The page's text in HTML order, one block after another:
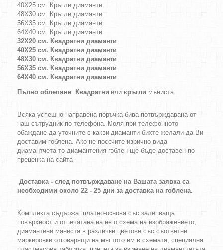
40Х25 см. Кръгли диаманти
48Х30 см. Кръгли диаманти
56Х35 см. Кръгли диаманти
64Х40 см. Кръгли диаманти
32Х20 см. Квадратни диаманти
40Х25 см. Квадратни диаманти
48Х30 см. Квадратни диаманти
56Х35 см. Квадратни диаманти
64Х40 см. Квадратни диаманти
Пълно облепяне. Квадратни или кръгли мъниста.
Всяка успешно направена поръчка бива потвърждавана от
наш сътрудник по телефона. Моля при телефонното
обаждане да уточните с какви диаманти бихте желали да Ви
доставим гоблена. Ако не посочите изрично вида
диамантчета то диамантения гоблен ще бъде доставен по
преценка на сайта
Доставка - след потвърждаване на Вашата заявка са
необходими около 22 - 25 дни за доставка на гоблена.
Комплекта съдържа: платно-основа със залепваща
повърхност и отпечатана на него схема на изображението,
диамантени маниста в различни цветове със съответни
маркировки отговарящи на мястото им в схемата, специална